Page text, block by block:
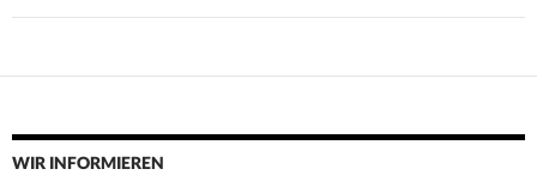
WIR INFORMIEREN